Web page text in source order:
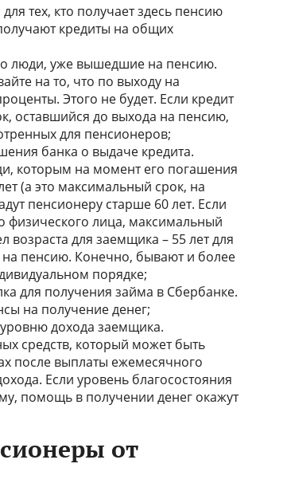
тех, кто получает здесь пенсию
кредиты на общих
люди, уже вышедшие на пенсию.
на то, что по выходу на
Этого не будет. Если кредит
оставшийся до выхода на пенсию,
для пенсионеров;
банка о выдаче кредита.
которым на момент его погашения
(а это максимальный срок, на
пенсионеру старше 60 лет. Если
физического лица, максимальный
для заемщика – 55 лет для
на пенсию. Конечно, бывают и более
порядке;
для получения займа в Сбербанке.
на получение денег;
дохода заемщика.
средств, который может быть
после выплаты ежемесячного
Если уровень благосостояния
помощь в получении денег окажут
от